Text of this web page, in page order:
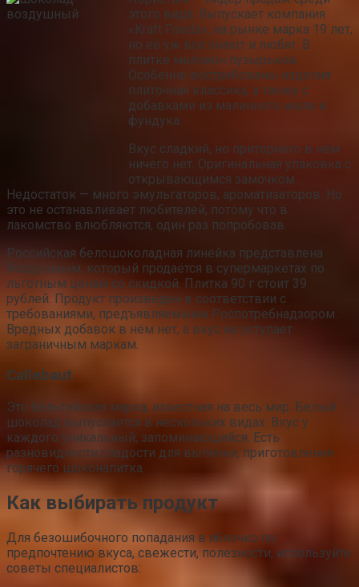
этого вида. Выпускает компания
«Kraft Foods», на рынке марка 19 лет,
но её уж все знают и любят. В
плитке миллион пузырьков.
Особенно востребованы изделия
плиточная классика, а также с
добавками из малинного желе и
фундука.
Вкус сладкий, но приторного в нём
ничего нет. Оригинальная упаковка с
открывающимся замочком.
Недостаток — много эмульгаторов, ароматизаторов. Но
это не останавливает любителей, потому что в
лакомство влюбляются, один раз попробовав.
Российская белошоколадная линейка представлена
Воздушным, который продаётся в супермаркетах по
льготным ценам со скидкой. Плитка 90 г стоит 39
рублей. Продукт произведён в соответствии с
требованиями, предъявляемыми Роспотребнадзором.
Вредных добавок в нём нет, а вкус не уступает
заграничным маркам.
Callebaut
Это бельгийская марка, известная на весь мир. Белый
шоколад выпускается в нескольких видах. Вкус у
каждого уникальный, запоминающийся. Есть
разновидности сладости для выпечки, приготовления
горячего шоконапитка.
Как выбирать продукт
Для безошибочного попадания в яблочко по
предпочтению вкуса, свежести, полезности, используйте
советы специалистов: